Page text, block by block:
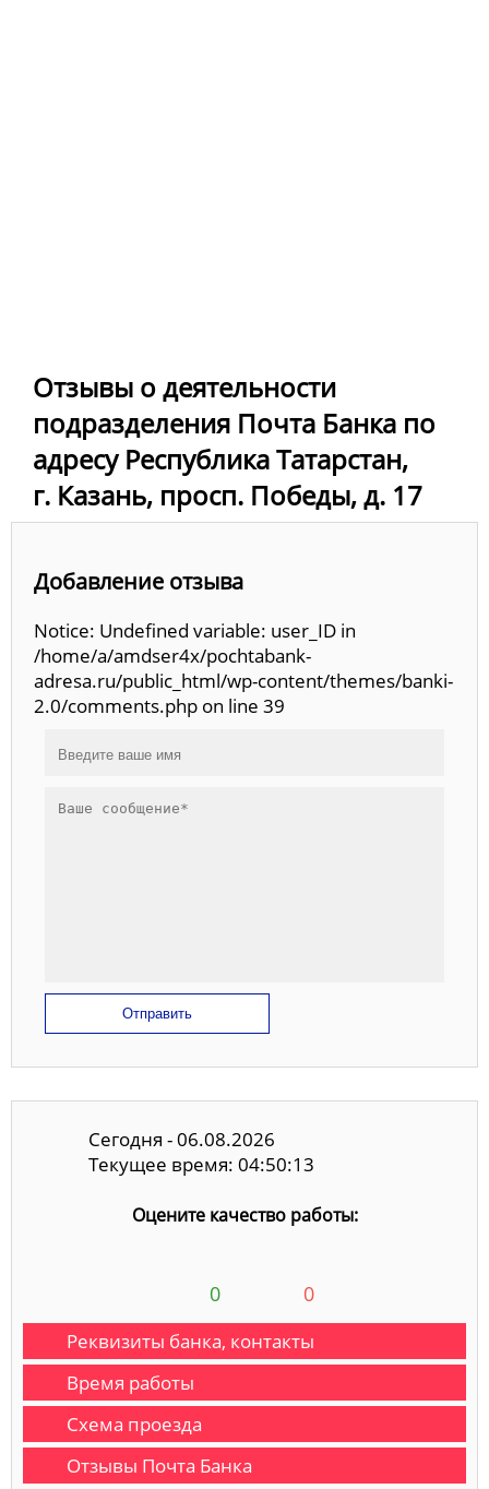
Отзывы о деятельности
подразделения Почта Банка по
адресу Республика Татарстан,
г. Казань, просп. Победы, д. 17
Добавление отзыва
Notice: Undefined variable: user_ID in
/home/a/amdser4x/pochtabank-
adresa.ru/public_html/wp-content/themes/banki-
2.0/comments.php on line 39
Отправить
Сегодня - 06.08.2026
Текущее время: 04:50:14
Оцените качество работы:
0 0
Реквизиты банка, контакты
Время работы
Схема проезда
Отзывы Почта Банка